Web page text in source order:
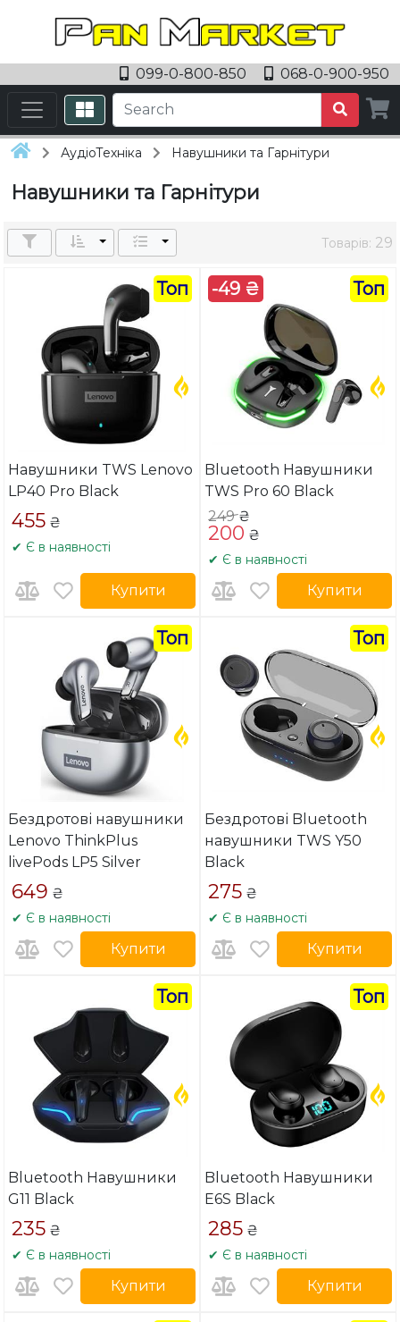
099-0-800-850 068-0-900-950
АудіоТехніка Навушники та Гарнітури
Навушники та Гарнітури
Товарів: 29
Топ
Навушники TWS Lenovo
LP40 Pro Black
455 ₴
✔ Є в наявності
Купити
-49 ₴ Топ
Bluetooth Навушники
TWS Pro 60 Black
249₴
200 ₴
✔ Є в наявності
Купити
Топ
Бездротові навушники
Lenovo ThinkPlus
livePods LP5 Silver
649 ₴
✔ Є в наявності
Купити
Топ
Бездротові Bluetooth
навушники TWS Y50
Black
275 ₴
✔ Є в наявності
Купити
Топ
Bluetooth Навушники
G11 Black
235 ₴
✔ Є в наявності
Купити
Топ
Bluetooth Навушники
E6S Black
285 ₴
✔ Є в наявності
Купити